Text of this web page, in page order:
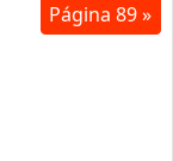
Página 89 »